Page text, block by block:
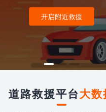
开启附近救援
道路救援平台大数